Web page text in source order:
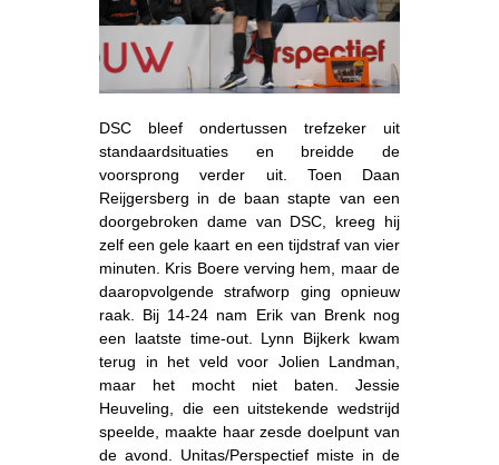
DSC bleef ondertussen trefzeker uit
standaardsituaties en breidde de
voorsprong verder uit. Toen Daan
Reijgersberg in de baan stapte van een
doorgebroken dame van DSC, kreeg hij
zelf een gele kaart en een tijdstraf van vier
minuten. Kris Boere verving hem, maar de
daaropvolgende strafworp ging opnieuw
raak. Bij 14-24 nam Erik van Brenk nog
een laatste time-out. Lynn Bijkerk kwam
terug in het veld voor Jolien Landman,
maar het mocht niet baten. Jessie
Heuveling, die een uitstekende wedstrijd
speelde, maakte haar zesde doelpunt van
de avond. Unitas/Perspectief miste in de